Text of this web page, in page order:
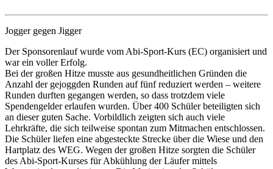
Jogger gegen Jigger
Der Sponsorenlauf wurde vom Abi-Sport-Kurs (EC) organisiert und
war ein voller Erfolg.
Bei der großen Hitze musste aus gesundheitlichen Gründen die
Anzahl der gejoggden Runden auf fünf reduziert werden – weitere
Runden durften gegangen werden, so dass trotzdem viele
Spendengelder erlaufen wurden. Über 400 Schüler beteiligten sich
an dieser guten Sache. Vorbildlich zeigten sich auch viele
Lehrkräfte, die sich teilweise spontan zum Mitmachen entschlossen.
Die Schüler liefen eine abgesteckte Strecke über die Wiese und den
Hartplatz des WEG. Wegen der großen Hitze sorgten die Schüler
des Abi-Sport-Kurses für Abkühlung der Läufer mittels